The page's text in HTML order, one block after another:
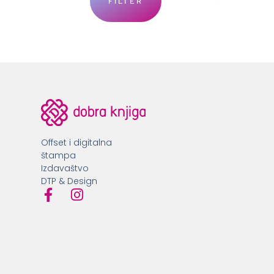
Offset i digitalna
štampa
Izdavaštvo
DTP & Design